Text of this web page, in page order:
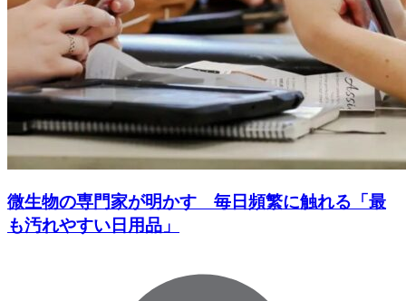
微生物の専門家が明かす 毎日頻繁に触れる「最
も汚れやすい日用品」